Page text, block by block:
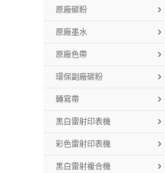
原廠碳粉
原廠墨水
原廠色帶
環保副廠碳粉
轉寫帶
黑白雷射印表機
彩色雷射印表機
黑白雷射複合機